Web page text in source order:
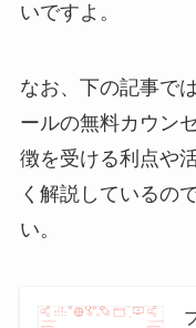
いですよ。
なお、下の記事で
ールの無料カウン
徴を受ける利点や
く解説しているの
い。